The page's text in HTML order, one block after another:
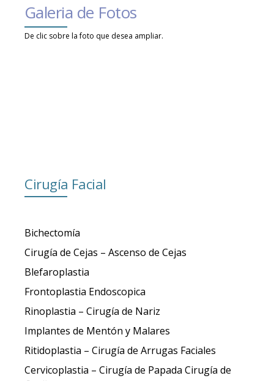
Galeria de Fotos
De clic sobre la foto que desea ampliar.
Cirugía Facial
Bichectomía
Cirugía de Cejas – Ascenso de Cejas
Blefaroplastia
Frontoplastia Endoscopica
Rinoplastia – Cirugía de Nariz
Implantes de Mentón y Malares
Ritidoplastia – Cirugía de Arrugas Faciales
Cervicoplastia – Cirugía de Papada Cirugía de